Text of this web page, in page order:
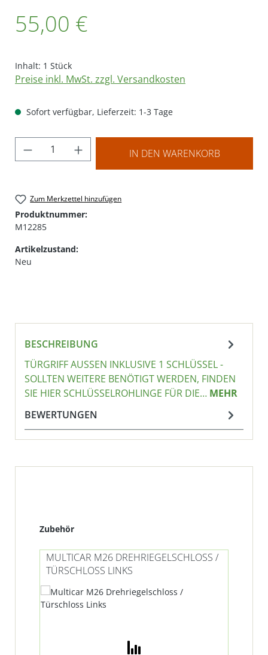
55,00 €
Inhalt: 1 Stück
Preise inkl. MwSt. zzgl. Versandkosten
Sofort verfügbar, Lieferzeit: 1-3 Tage
Produkt Anzahl: Gib den gewünschten
IN DEN WARENKORB
Zum Merkzettel hinzufügen
Produktnummer:
M12285
Artikelzustand:
Neu
BESCHREIBUNG
TÜRGRIFF AUSSEN INKLUSIVE 1 SCHLÜSSEL - S
OLLTEN WEITERE BENÖTIGT WERDEN, FINDEN S
IE HIER SCHLÜSSELROHLINGE FÜR DIE… MEHR
BEWERTUNGEN
Produktgalerie überspringen
Zubehör
MULTICAR M26 DREHRIEGELSCHLOSS /
TÜRSCHLOSS LINKS